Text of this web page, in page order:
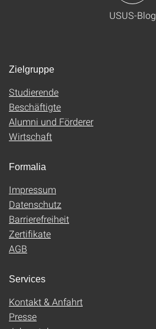
USUS-Blog
Zielgruppe
Studierende
Beschäftigte
Alumni und Förderer
Wirtschaft
Formalia
Impressum
Datenschutz
Barrierefreiheit
Zertifikate
AGB
Services
Kontakt & Anfahrt
Presse